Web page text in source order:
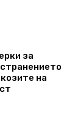
за
на